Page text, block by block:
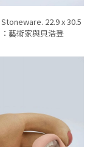
22.9 x 30.5
藝術家與貝浩登